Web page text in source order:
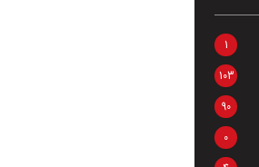
1
103
90
0